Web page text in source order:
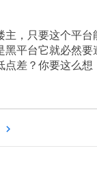
主，只要这个平
黑平台它就必然
点差？你要这么想
